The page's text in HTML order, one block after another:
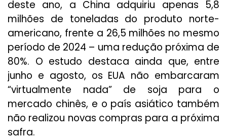
deste ano, a China adquiriu apenas 5,8
milhões de toneladas do produto norte-
americano, frente a 26,5 milhões no mesmo
período de 2024 – uma redução próxima de
80%. O estudo destaca ainda que, entre
junho e agosto, os EUA não embarcaram
“virtualmente nada” de soja para o
mercado chinês, e o país asiático também
não realizou novas compras para a próxima
safra.